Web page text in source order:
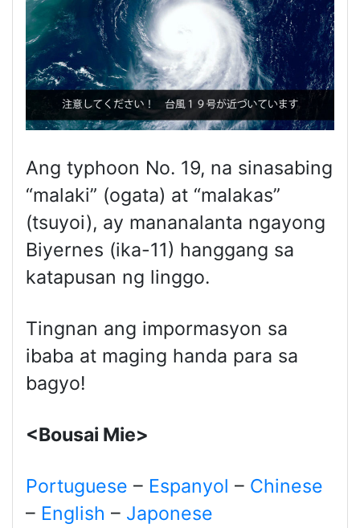
Ang typhoon No. 19, na sinasabing
“malaki” (ogata) at “malakas”
(tsuyoi), ay mananalanta ngayong
Biyernes (ika-11) hanggang sa
katapusan ng linggo.
Tingnan ang impormasyon sa
ibaba at maging handa para sa
bagyo!
<Bousai Mie>
Portuguese – Espanyol – Chinese
– English – Japonese